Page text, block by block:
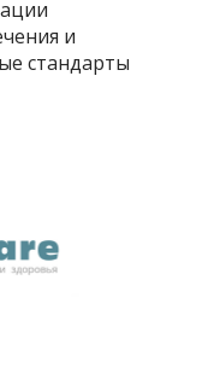
и
стандарты